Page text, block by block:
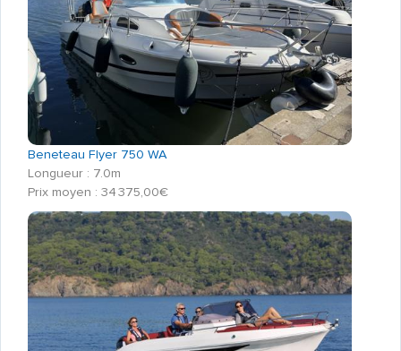
Beneteau Flyer 750 WA
Longueur : 7.0m
Prix moyen : 34 375,00€